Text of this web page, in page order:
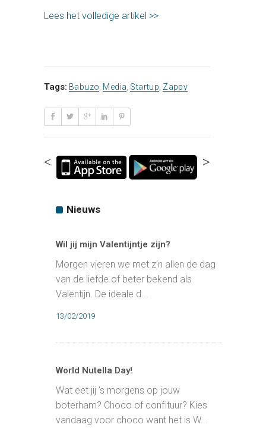
Lees het volledige artikel >>
Tags: Babuzo Media Startup Zappy
< >
Nieuws
Wil jij mijn Valentijntje zijn?
Morgen vieren we met z’n allen de dag
van de liefde of beter bekend als
Valentijn. De ideale d...
13/02/2019
World Nutella Day!
Wat eet jij ’s morgens op jouw
boterham? Choco of confituur? Kies
vandaag voor choco want het is W...